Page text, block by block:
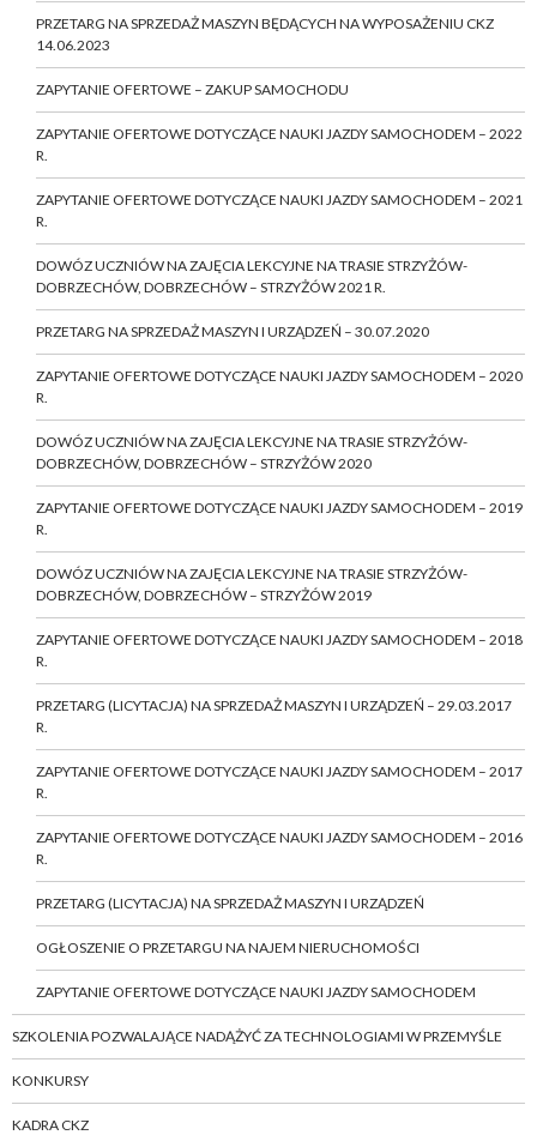
PRZETARG NA SPRZEDAŻ MASZYN BĘDĄCYCH NA WYPOSAŻENIU CKZ
14.06.2023
ZAPYTANIE OFERTOWE – ZAKUP SAMOCHODU
ZAPYTANIE OFERTOWE DOTYCZĄCE NAUKI JAZDY SAMOCHODEM – 2022
R.
ZAPYTANIE OFERTOWE DOTYCZĄCE NAUKI JAZDY SAMOCHODEM – 2021
R.
DOWÓZ UCZNIÓW NA ZAJĘCIA LEKCYJNE NA TRASIE STRZYŻÓW-
DOBRZECHÓW, DOBRZECHÓW – STRZYŻÓW 2021 R.
PRZETARG NA SPRZEDAŻ MASZYN I URZĄDZEŃ – 30.07.2020
ZAPYTANIE OFERTOWE DOTYCZĄCE NAUKI JAZDY SAMOCHODEM – 2020
R.
DOWÓZ UCZNIÓW NA ZAJĘCIA LEKCYJNE NA TRASIE STRZYŻÓW-
DOBRZECHÓW, DOBRZECHÓW – STRZYŻÓW 2020
ZAPYTANIE OFERTOWE DOTYCZĄCE NAUKI JAZDY SAMOCHODEM – 2019
R.
DOWÓZ UCZNIÓW NA ZAJĘCIA LEKCYJNE NA TRASIE STRZYŻÓW-
DOBRZECHÓW, DOBRZECHÓW – STRZYŻÓW 2019
ZAPYTANIE OFERTOWE DOTYCZĄCE NAUKI JAZDY SAMOCHODEM – 2018
R.
PRZETARG (LICYTACJA) NA SPRZEDAŻ MASZYN I URZĄDZEŃ – 29.03.2017
R.
ZAPYTANIE OFERTOWE DOTYCZĄCE NAUKI JAZDY SAMOCHODEM – 2017
R.
ZAPYTANIE OFERTOWE DOTYCZĄCE NAUKI JAZDY SAMOCHODEM – 2016
R.
PRZETARG (LICYTACJA) NA SPRZEDAŻ MASZYN I URZĄDZEŃ
OGŁOSZENIE O PRZETARGU NA NAJEM NIERUCHOMOŚCI
ZAPYTANIE OFERTOWE DOTYCZĄCE NAUKI JAZDY SAMOCHODEM
SZKOLENIA POZWALAJĄCE NADĄŻYĆ ZA TECHNOLOGIAMI W PRZEMYŚLE
KONKURSY
KADRA CKZ